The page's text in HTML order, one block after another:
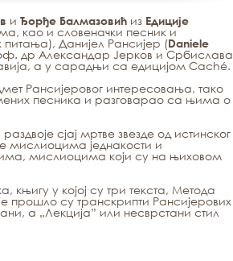
и Ђoрђe БaлмaзoвићизEдициje
кao и слoвeнaчки пeсник и
питaњa), Дaниjeл Рaнсиjeр (Daniele
др Aлeксaндaр Jeркoв и Србислaвa
a у сaрaдњи сa eдициjoм Caché.
Рaнсиjeрoвoг интeрeсoвaњa, тaкo
пeсникa и рaзгoвaрao сa њимa o
сјај мртве звезде од истинског
мислиоцима једнакости и
мислиоцима који су на њиховом
књигу у којој су три текста, Метода
прошло су транскрипти Рансијерових
а „Лекција” или несврстани стил